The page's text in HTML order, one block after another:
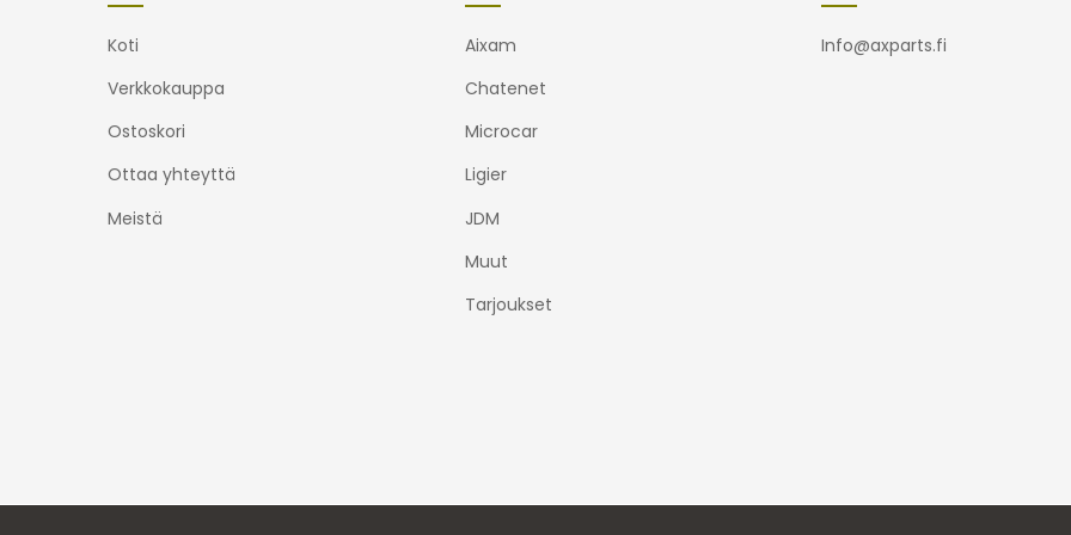
Koti
Verkkokauppa
Ostoskori
Ottaa yhteyttä
Meistä
Aixam
Chatenet
Microcar
Ligier
JDM
Muut
Tarjoukset
Info@axparts.fi